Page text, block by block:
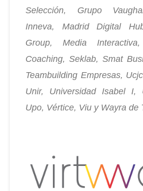
Selección, Grupo
Inneva, Madrid Digital
Group, Media
Coaching, Seklab, Smat
Teambuilding Empresas,
Unir, Universidad Isabel I,
Upo, Vértice, Viu y Wayra de